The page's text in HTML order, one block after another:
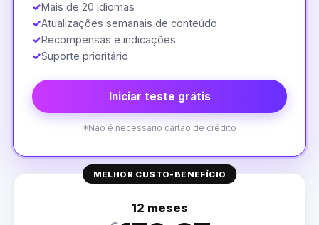
✓Mais de 20 idiomas
✓Atualizações semanais de conteúdo
✓Recompensas e indicações
✓Suporte prioritário
Iniciar teste grátis
*Não é necessário cartão de crédito
MELHOR CUSTO-BENEFÍCIO
12 meses